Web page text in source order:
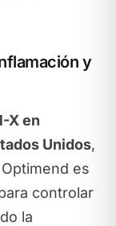
y
X en
Unidos,
es
controlar
la